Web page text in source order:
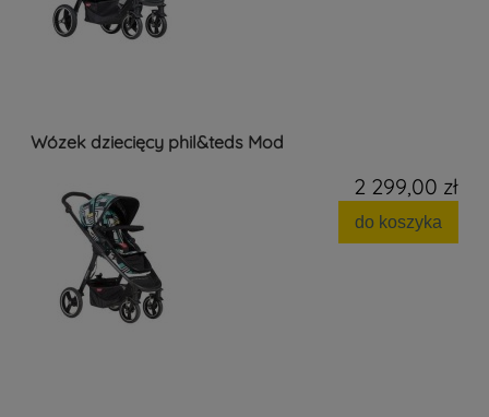
Wózek dziecięcy phil&teds Mod
2 299,00 zł
do koszyka